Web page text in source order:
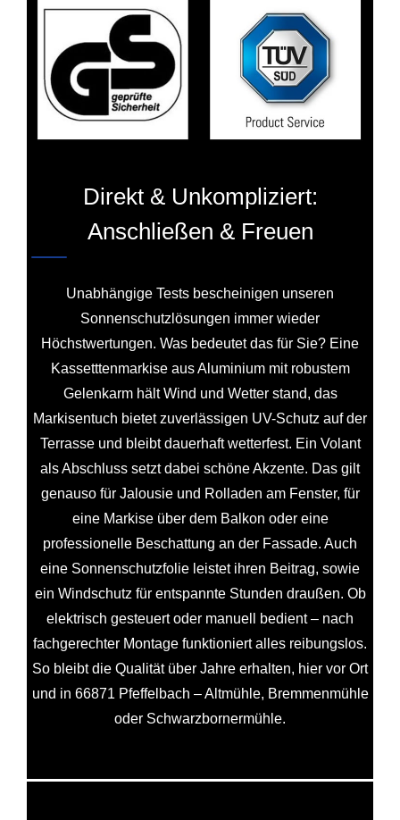
Direkt & Unkompliziert:
Anschließen & Freuen
Unabhängige Tests bescheinigen unseren
Sonnenschutzlösungen immer wieder
Höchstwertungen. Was bedeutet das für Sie? Eine
Kassetttenmarkise aus Aluminium mit robustem
Gelenkarm hält Wind und Wetter stand, das
Markisentuch bietet zuverlässigen UV-Schutz auf der
Terrasse und bleibt dauerhaft wetterfest. Ein Volant
als Abschluss setzt dabei schöne Akzente. Das gilt
genauso für Jalousie und Rolladen am Fenster, für
eine Markise über dem Balkon oder eine
professionelle Beschattung an der Fassade. Auch
eine Sonnenschutzfolie leistet ihren Beitrag, sowie
ein Windschutz für entspannte Stunden draußen. Ob
elektrisch gesteuert oder manuell bedient – nach
fachgerechter Montage funktioniert alles reibungslos.
So bleibt die Qualität über Jahre erhalten, hier vor Ort
und in 66871 Pfeffelbach – Altmühle, Bremmenmühle
oder Schwarzbornermühle.